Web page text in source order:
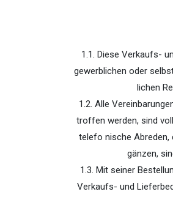
1.1. Diese Verkaufs-
gewerblichen oder
lichen
1.2. Alle
troffen werden, sind
telefo­ nische Abreden,
gänzen,
1.3. Mit seiner
Verkaufs- und